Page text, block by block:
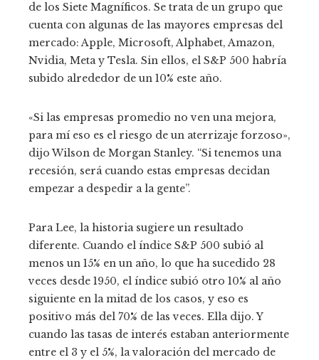
de los Siete Magníficos. Se trata de un grupo que
cuenta con algunas de las mayores empresas del
mercado: Apple, Microsoft, Alphabet, Amazon,
Nvidia, Meta y Tesla. Sin ellos, el S&P 500 habría
subido alrededor de un 10% este año.
«Si las empresas promedio no ven una mejora,
para mí eso es el riesgo de un aterrizaje forzoso»,
dijo Wilson de Morgan Stanley. “Si tenemos una
recesión, será cuando estas empresas decidan
empezar a despedir a la gente”.
Para Lee, la historia sugiere un resultado
diferente. Cuando el índice S&P 500 subió al
menos un 15% en un año, lo que ha sucedido 28
veces desde 1950, el índice subió otro 10% al año
siguiente en la mitad de los casos, y eso es
positivo más del 70% de las veces. Ella dijo. Y
cuando las tasas de interés estaban anteriormente
entre el 3 y el 5%, la valoración del mercado de